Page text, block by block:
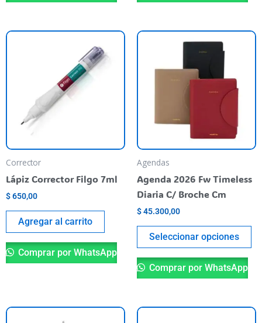
Corrector
Lápiz Corrector Filgo 7ml
$650,00
Agregar al carrito
Comprar por WhatsApp
Agendas
Agenda 2026 Fw Timeless
Diaria C/ Broche Cm
$45.300,00
Seleccionar opciones
se
Comprar por WhatsApp